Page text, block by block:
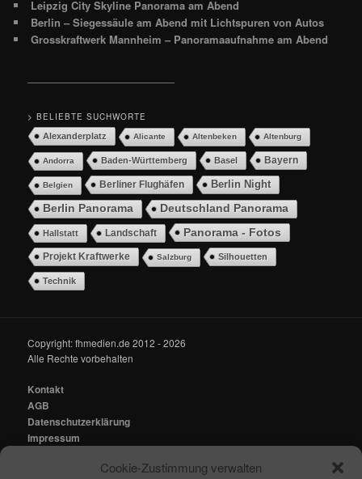
Cookie-Zustimmung verwalten
Leipzig City Skyline Panorama am Abend
Berlin – Siegessäule am Abend mit Lichtspuren von Autos
Grosskraftwerk Mannheim – Panoramaaufnahme am Abend
> BELIEBTE SUCHWORTE
Alexanderplatz Alicante Altenbeken Altenburg
Andorra Baden-Württemberg Basel Bayern
Belgien Berliner Flughäfen
Berlin Night
Berlin Panorama
Deutschland Panorama
Hallstatt Landschaft Panorama - Fotos
Projekt Kraftwerke Salzburg Silhouetten
Technik
Copyright: fhmedien.de 2012 - 2026
Alle Rechte vorbehalten
Kontakt
AGB
Datenschutzerklärung
Impressum
mail@fhmedien.de